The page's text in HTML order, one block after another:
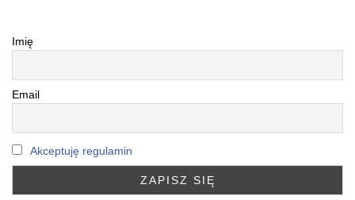
Imię
Email
Akceptuję regulamin